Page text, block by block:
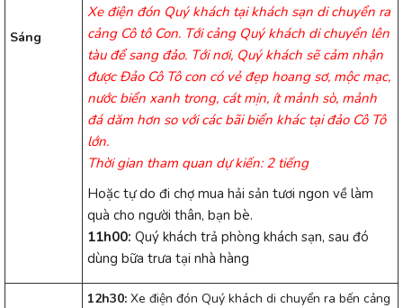
Sáng
Xe điện đón Quý khách tại khách sạn di chuyển ra
cảng Cô tô Con. Tới cảng Quý khách di chuyển lên
tàu để sang đảo. Tới nơi, Quý khách sẽ cảm nhận
được Đảo Cô Tô con có vẻ đẹp hoang sơ, mộc mạc,
nước biển xanh trong, cát mịn, ít mảnh sò, mảnh
đá dăm hơn so với các bãi biển khác tại đảo Cô Tô
lớn.
Thời gian tham quan dự kiến: 2 tiếng
Hoặc tự do đi chợ mua hải sản tươi ngon về làm
quà cho người thân, bạn bè.
11h00: Quý khách trả phòng khách sạn, sau đó
dùng bữa trưa tại nhà hàng
12h30: Xe điện đón Quý khách di chuyển ra bến cảng